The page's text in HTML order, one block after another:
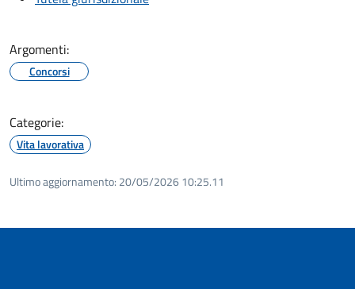
Argomenti:
Concorsi
Categorie:
Vita lavorativa
Ultimo aggiornamento: 20/05/2026 10:25.11